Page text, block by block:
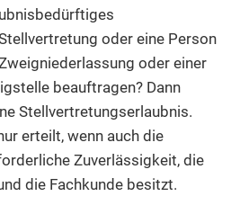
oder eine Person
oder einer
beauftragen? Dann
Stellvertretungserlaubnis.
erteilt, wenn auch die
Zuverlässigkeit, die
die Fachkunde besitzt.